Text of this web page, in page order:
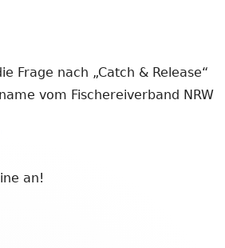
Frage nach „Catch & Release“
vom Fischereiverband NRW
Fenster
an!